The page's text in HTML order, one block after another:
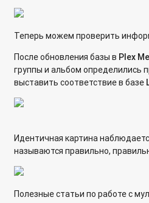
Теперь можем проверить
После обновления базы в Plex
группы и альбом определились
выставить соответствие в базе
Идентичная картина
называются правильно,
Полезные статьи по работе с